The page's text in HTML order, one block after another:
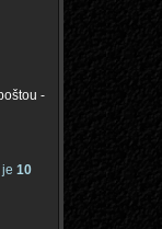
-
10